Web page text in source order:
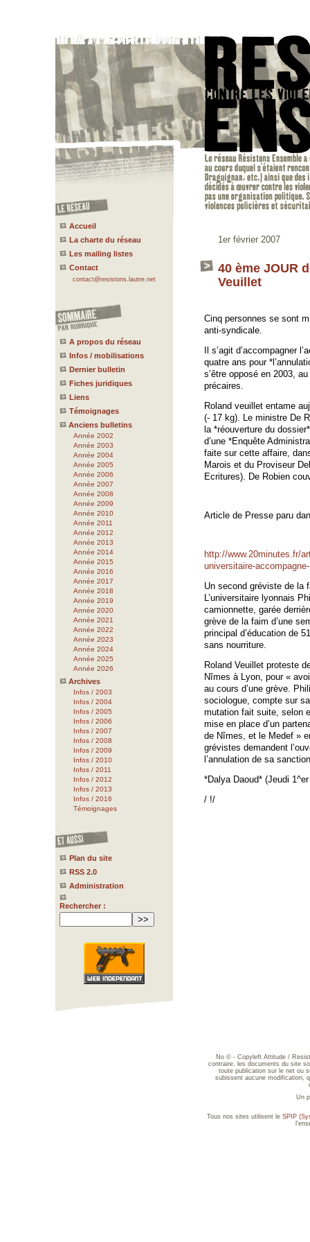
Accueil
La charte du réseau
Les mailing listes
Contact
contact@resistons.lautre.net
A propos du réseau
Infos / mobilisations
Dernier bulletin
Fiches juridiques
Liens
Témoignages
Anciens bulletins
Année 2002
Année 2003
Année 2004
Année 2005
Année 2006
Année 2007
Année 2008
Année 2009
Année 2010
Année 2011
Année 2012
Année 2013
Année 2014
Année 2015
Année 2016
Année 2017
Année 2018
Année 2019
Année 2020
Année 2021
Année 2022
Année 2023
Année 2024
Année 2025
Année 2026
Archives
Infos / 2003
Infos / 2004
Infos / 2005
Infos / 2006
Infos / 2007
Infos / 2008
Infos / 2009
Infos / 2010
Infos / 2011
Infos / 2012
Infos / 2013
Infos / 2016
Témoignages
Plan du site
RSS 2.0
Administration
Rechercher :
1er février 2007
40 ème JOUR
Veuillet
Cinq personnes se sont
anti-syndicale.
Il s’agit d’accompagner
quatre ans pour
s’être opposé en 2003,
précaires.
Roland veuillet entame
(- 17 kg). Le ministre De
la *réouverture du
d’une *Enquête
faite sur cette affaire,
Marois et du Proviseur
Ecritures). De Robien
Article de Presse paru
http://www.20minutes.fr/
universitaire-
Un second gréviste de la
L’universitaire lyonnais
camionnette, garée
grève de la faim d’une
principal d’éducation de
sans nourriture.
Roland Veuillet proteste
Nîmes à Lyon, pour «
au cours d’une grève.
sociologue, compte sur
mutation fait suite, selon
mise en place d’un
de Nîmes, et le Medef »
grévistes demandent
l’annulation de sa
*Dalya Daoud* (Jeudi
/ !/
No © - Copyleft Attitude /
contraire, les documents du site
toute publication sur le net ou
subissent aucune modification,
Un
Tous nos sites utilisent le SPIP